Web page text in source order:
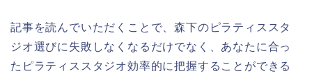
記事を読んでいただくことで、森下のピラティススタ
ジオ選びに失敗しなくなるだけでなく、あなたに合っ
たピラティススタジオ効率的に把握することができる